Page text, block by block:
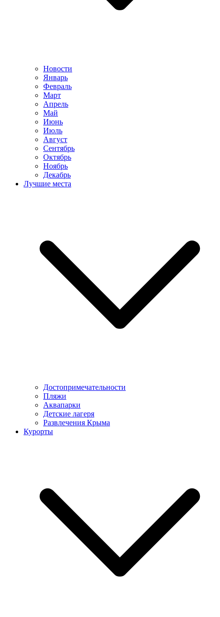
Новости
Январь
Февраль
Март
Апрель
Май
Июнь
Июль
Август
Сентябрь
Октябрь
Ноябрь
Декабрь
Лучшие места
Достопримечательности
Пляжи
Аквапарки
Детские лагеря
Развлечения Крыма
Курорты